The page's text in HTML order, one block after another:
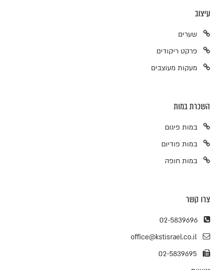
עיצוב
שערים
פרקט ריקודים
מעקות מעוצבים
השכרת במות
במות פיגום
במות פודיום
במות חופה
צרו קשר
02-5839696
office@kstisrael.co.il
02-5839695